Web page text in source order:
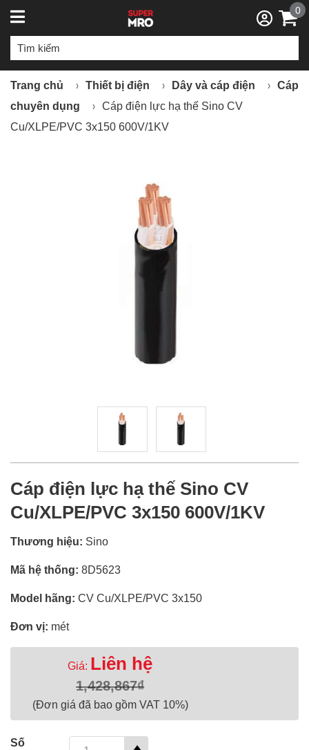
0
Trang chủ Thiết bị điện Dây và cáp điện
Cáp
chuyên dụng
Cáp điện lực hạ thế Sino CV
Cu/XLPE/PVC 3x150 600V/1KV
Cáp điện lực hạ thế Sino CV
Cu/XLPE/PVC 3x150 600V/1KV
Thương hiệu: Sino
Mã hệ thống: 8D5623
Model hãng: CV Cu/XLPE/PVC 3x150
Đơn vị: mét
Giá: Liên hệ
1,428,867₫
(Đơn giá đã bao gồm VAT 10%)
Số